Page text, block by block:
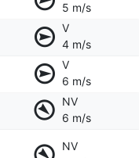
5 m/s
V
4 m/s
V
6 m/s
NV
6 m/s
NV